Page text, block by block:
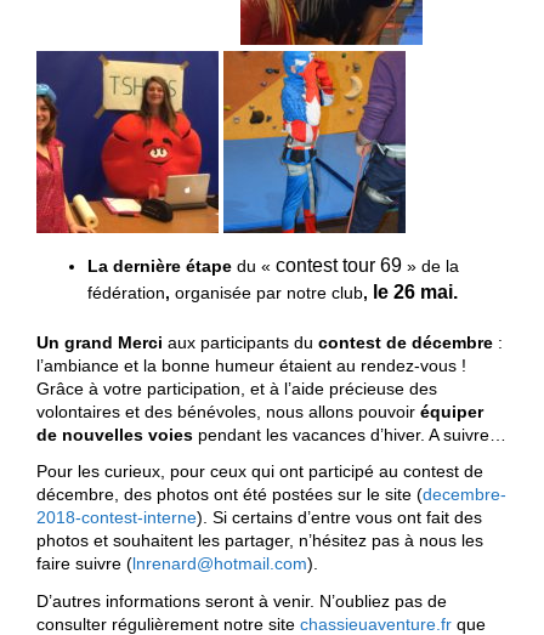
La dernière étape du « contest tour 69 » de la
fédération, organisée par notre club, le 26 mai.
Un grand Merci aux participants du contest de décembre :
l’ambiance et la bonne humeur étaient au rendez-vous !
Grâce à votre participation, et à l’aide précieuse des
volontaires et des bénévoles, nous allons pouvoir équiper
de nouvelles voies pendant les vacances d’hiver. A suivre…
Pour les curieux, pour ceux qui ont participé au contest de
décembre, des photos ont été postées sur le site (decembre-
2018-contest-interne). Si certains d’entre vous ont fait des
photos et souhaitent les partager, n’hésitez pas à nous les
faire suivre (lnrenard@hotmail.com).
D’autres informations seront à venir. N’oubliez pas de
consulter régulièrement notre site chassieuaventure.fr que